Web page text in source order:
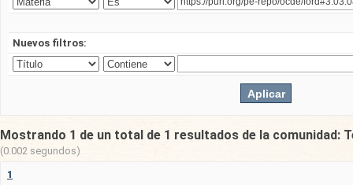
Nuevos filtros:
Mostrando 1 de un total de 1 resultados de la comunidad:
(0.002 segundos)
1